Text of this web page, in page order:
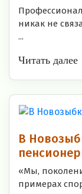
никак не
...
Читать далее
В
«Мы,
примерах